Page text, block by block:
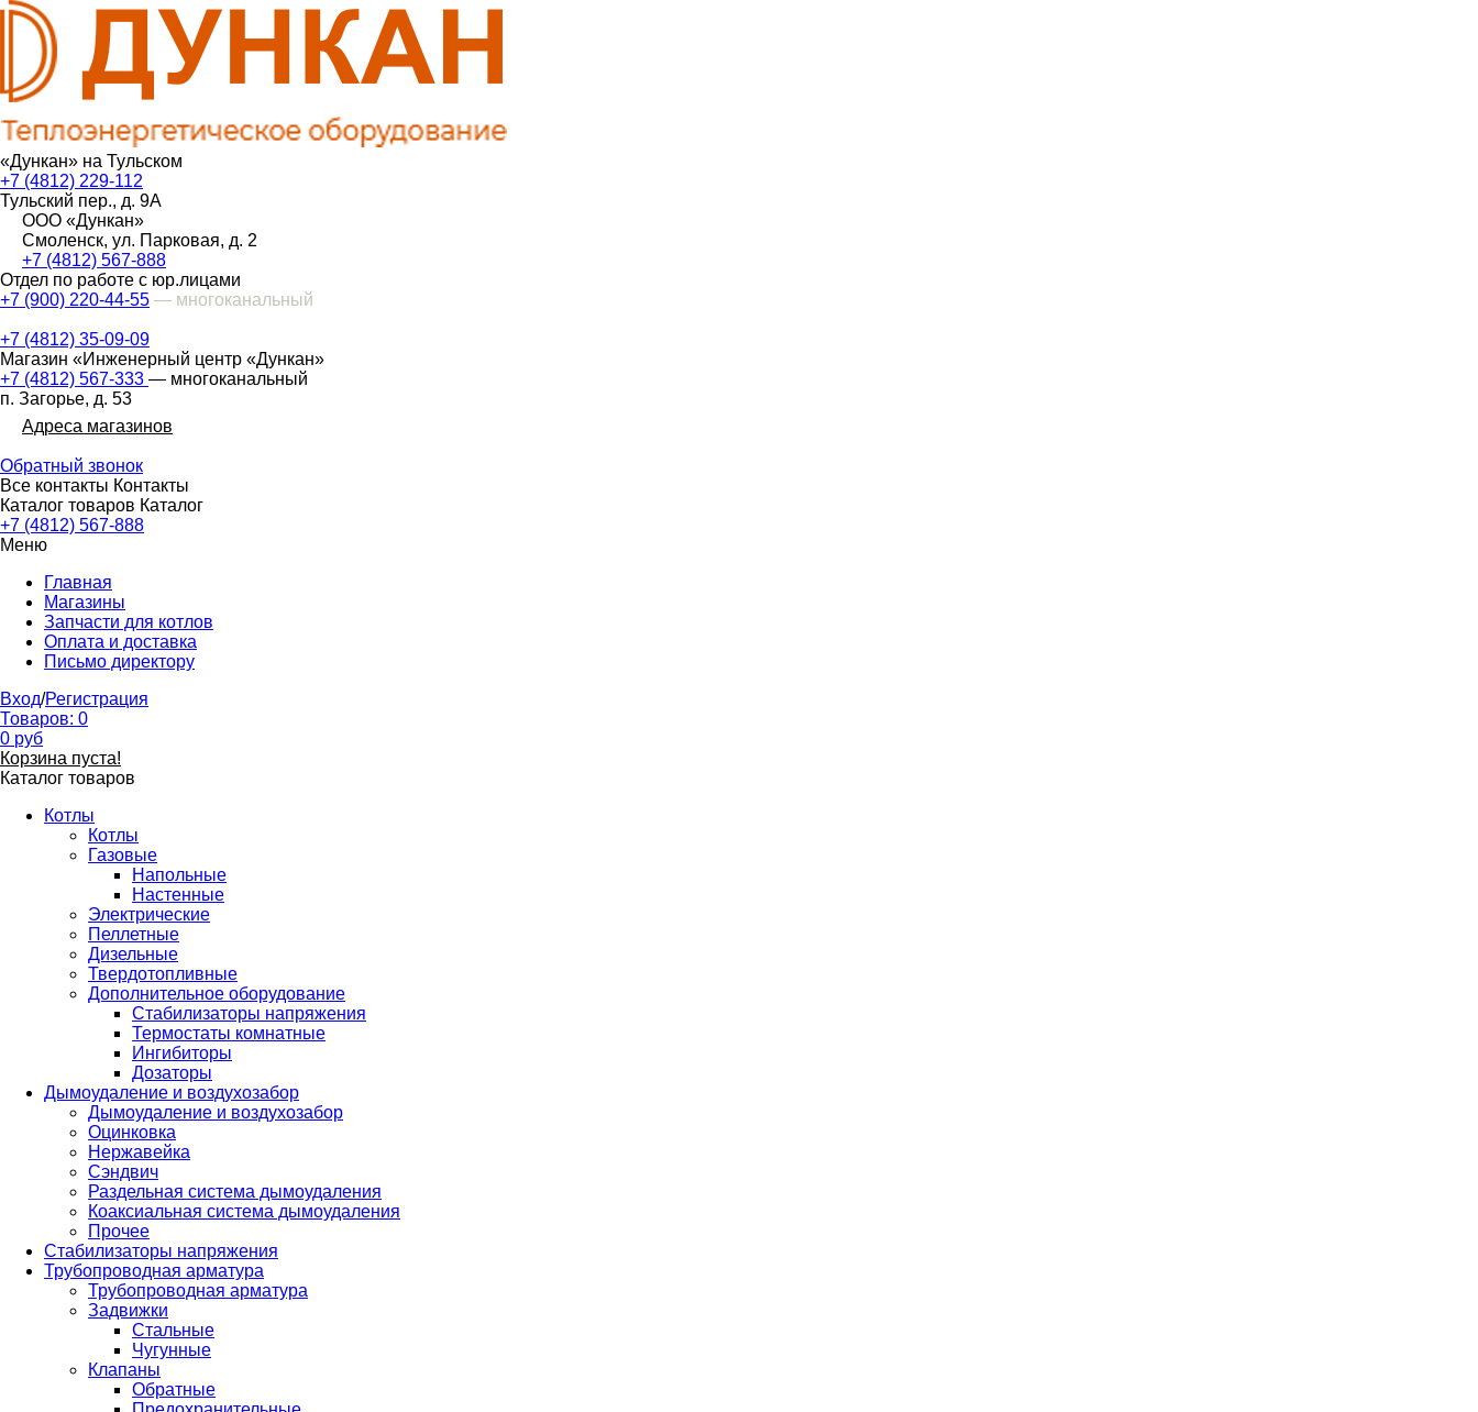
«Дункан» на Тульском
+7 (4812) 229-112
Тульский пер., д. 9А
ООО «Дункан»
Смоленск, ул. Парковая, д. 2
+7 (4812) 567-888
Отдел по работе с юр.лицами
+7 (900) 220-44-55 — многоканальный
+7 (4812) 35-09-09
Магазин «Инженерный центр «Дункан»
+7 (4812) 567-333 — многоканальный
п. Загорье, д. 53
Адреса магазинов
Обратный звонок
Все контакты Контакты
Каталог товаров Каталог
+7 (4812) 567-888
Меню
Главная
Магазины
Запчасти для котлов
Оплата и доставка
Письмо директору
Вход/Регистрация
Товаров: 0
0 руб
Корзина пуста!
Каталог товаров
Котлы
Котлы
Газовые
Напольные
Настенные
Электрические
Пеллетные
Дизельные
Твердотопливные
Дополнительное оборудование
Стабилизаторы напряжения
Термостаты комнатные
Ингибиторы
Дозаторы
Дымоудаление и воздухозабор
Дымоудаление и воздухозабор
Оцинковка
Нержавейка
Сэндвич
Раздельная система дымоудаления
Коаксиальная система дымоудаления
Прочее
Стабилизаторы напряжения
Трубопроводная арматура
Трубопроводная арматура
Задвижки
Стальные
Чугунные
Клапаны
Обратные